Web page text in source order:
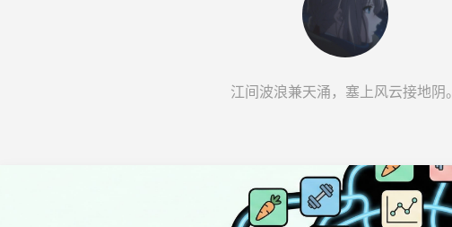
江间波浪兼天涌，塞上风云接地阴。